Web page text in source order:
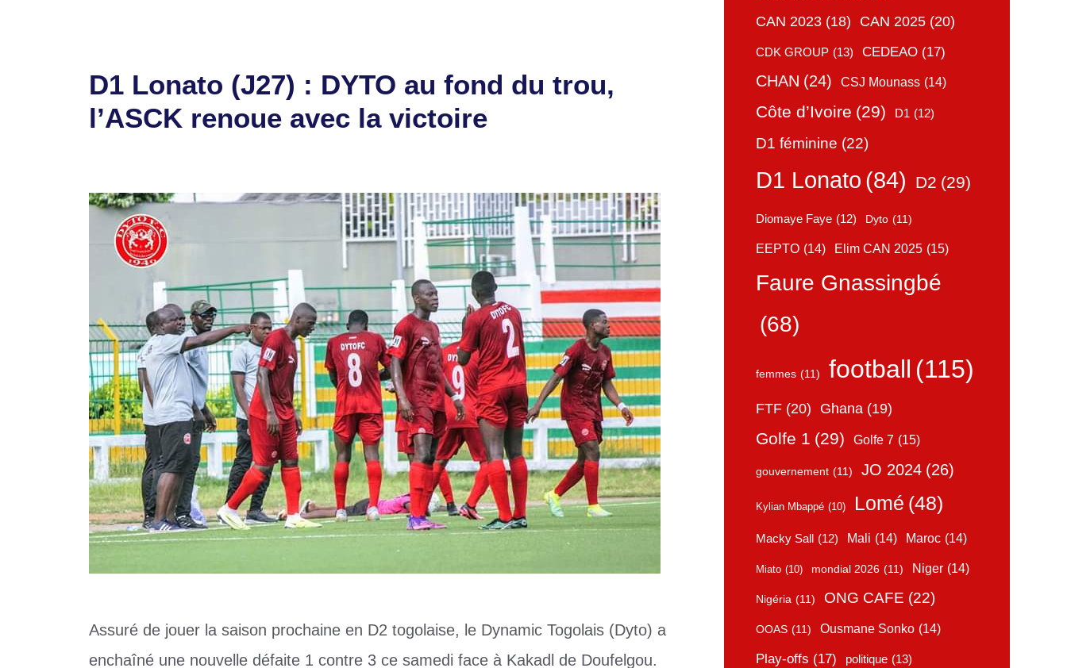
D1 Lonato (J27) : DYTO au fond du trou,
l’ASCK renoue avec la victoire
Assuré de jouer la saison prochaine en D2 togolaise, le Dynamic Togolais (Dyto) a
enchaîné une nouvelle défaite 1 contre 3 ce samedi face à Kakadl de Doufelgou.
CAN 2023 (18) CAN 2025 (20)
CDK GROUP (13) CEDEAO (17)
CHAN (24) CSJ Mounass (14)
Côte d’Ivoire (29) D1 (12)
D1 féminine (22)
D1 Lonato (84) D2 (29)
Diomaye Faye (12) Dyto (11)
EEPTO (14) Elim CAN 2025 (15)
Faure Gnassingbé
(68)
femmes (11) football (115)
FTF (20) Ghana (19)
Golfe 1 (29) Golfe 7 (15)
gouvernement (11) JO 2024 (26)
Kylian Mbappé (10) Lomé (48)
Macky Sall (12) Mali (14) Maroc (14)
Miato (10) mondial 2026 (11) Niger (14)
Nigéria (11) ONG CAFE (22)
OOAS (11) Ousmane Sonko (14)
Play-offs (17) politique (13)